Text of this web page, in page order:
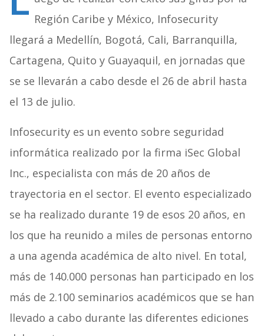
Región Caribe y México, Infosecurity
llegará a Medellín, Bogotá, Cali, Barranquilla,
Cartagena, Quito y Guayaquil, en jornadas que
se se llevarán a cabo desde el 26 de abril hasta
el 13 de julio.
Infosecurity es un evento sobre seguridad
informática realizado por la firma iSec Global
Inc., especialista con más de 20 años de
trayectoria en el sector. El evento especializado
se ha realizado durante 19 de esos 20 años, en
los que ha reunido a miles de personas entorno
a una agenda académica de alto nivel. En total,
más de 140.000 personas han participado en los
más de 2.100 seminarios académicos que se han
llevado a cabo durante las diferentes ediciones